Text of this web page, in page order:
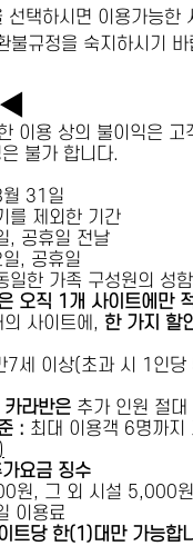
택하시면 이용가능한
규정을 숙지하시기 바
이용 상의 불이익은 고
불가 합니다.
31일
를 제외한 기간
, 공휴일 전날
, 공휴일
일한 가족 구성원의 성
오직 1개 사이트에만
사이트에, 한 가지 할
세 이상(초과 시 1인
은 추가 인원 절대
: 최대 이용객 6명까지
요금 징수
원, 그 외 시설 5,000
이용료
트당 한(1)대만 가능합